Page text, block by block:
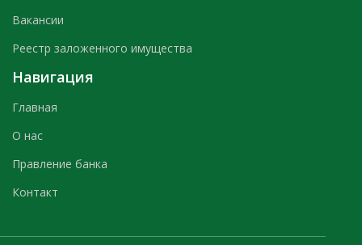
Вакансии
Реестр заложенного имущества
Навигация
Главная
О нас
Правление банка
Контакт